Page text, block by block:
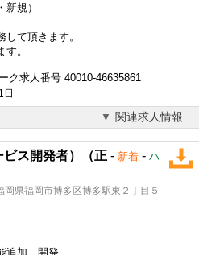
規）
て頂きます。
。
ク求人番号 40010-46635861
日
関連求人情報
ス開発者）（正 - 新着 - ハ
県福岡市博多区博多駅東２丁目５
追加、開発